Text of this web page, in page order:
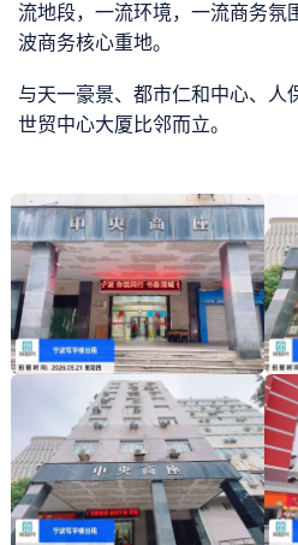
流地段，一流环境，一流商务氛
波商务核心重地。
与天一豪景、都市仁和中心、人
世贸中心大厦比邻而立。